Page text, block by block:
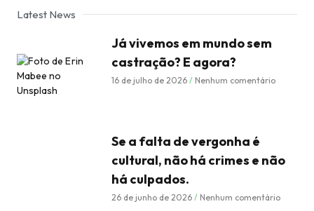
Latest News
Já vivemos em mundo sem
castração? E agora?
16 de julho de 2026 Nenhum comentário
Se a falta de vergonha é
cultural, não há crimes e não
há culpados.
26 de junho de 2026 Nenhum comentário